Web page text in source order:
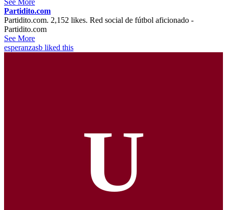
Partidito.com
Partidito.com. 2,152 likes. Red social de fútbol aficionado -
Partidito.com
See More
esperanzasb liked this
U